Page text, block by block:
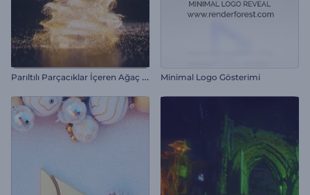
P
arıltılı Parçacıklar İçeren Ağaç İntro Minimal Logo Gösterimi